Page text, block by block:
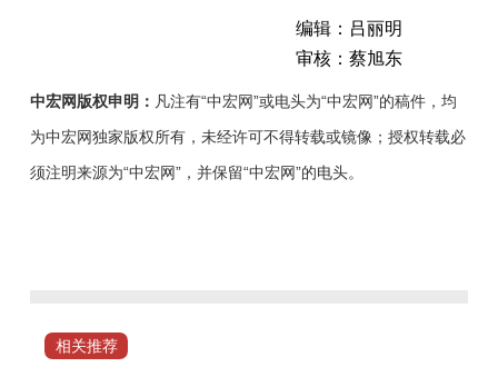
编辑：吕丽明
审核：蔡旭东
中宏网版权申明： 凡注有“中宏网”或电头为“中宏网”的稿件，均
为中宏网独家版权所有，未经许可不得转载或镜像；授权转载必
须注明来源为“中宏网”，并保留“中宏网”的电头。
起，相关推荐